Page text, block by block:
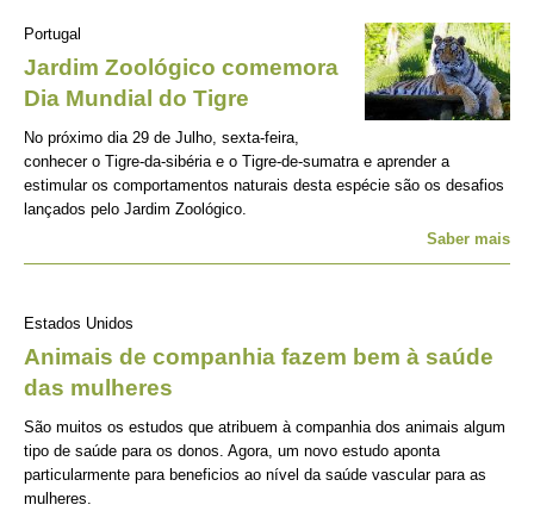
Portugal
Jardim Zoológico comemora
Dia Mundial do Tigre
No próximo dia 29 de Julho, sexta-feira,
conhecer o Tigre-da-sibéria e o Tigre-de-sumatra e aprender a
estimular os comportamentos naturais desta espécie são os desafios
lançados pelo Jardim Zoológico.
Saber mais
Estados Unidos
Animais de companhia fazem bem à saúde
das mulheres
São muitos os estudos que atribuem à companhia dos animais algum
tipo de saúde para os donos. Agora, um novo estudo aponta
particularmente para beneficios ao nível da saúde vascular para as
mulheres.